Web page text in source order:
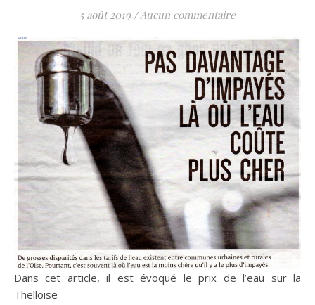
5 août 2019 /Aucun commentaire
Dans cet article, il est évoqué le prix de l’eau sur la
Thelloise